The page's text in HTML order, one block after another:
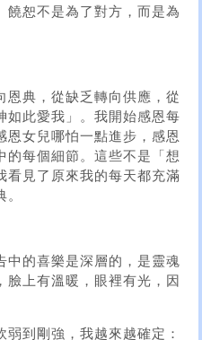
饒恕不是為了對方，而是為
恩典，從缺乏轉向供應，從
如此愛我」。我開始感恩每
恩女兒哪怕一點進步，感恩
的每個細節。這些不是「想
看見了原來我的每天都充滿
中的喜樂是深層的，是靈魂
臉上有溫暖，眼裡有光，因
到剛強，我越來越確定：